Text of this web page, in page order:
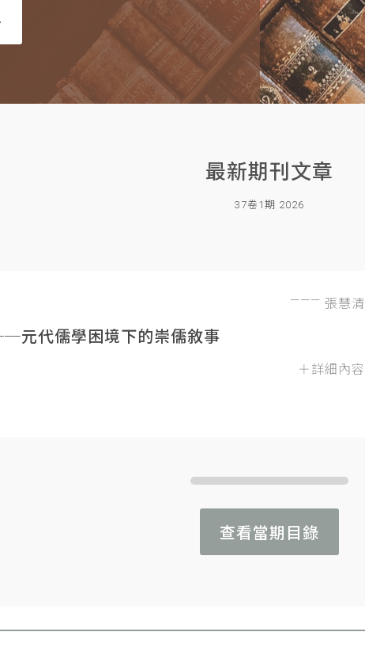
最新期刊文章
37卷1期 2026
張慧清
元代儒學困境下的崇儒敘事
＋詳細內容
查看當期目錄